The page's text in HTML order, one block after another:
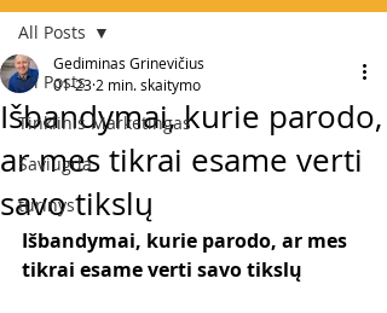
All Posts
Tinklinis Marketingas
Saviugda
turinys
All Posts
Išbandymai, kurie parodo,
ar mes tikrai esame verti
savo tikslų
Gediminas Grinevičius
01-23 2 min. skaitymo
Išbandymai, kurie parodo, ar mes
tikrai esame verti savo tikslų